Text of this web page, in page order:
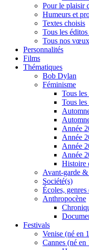
Pour le plaisir
Humeurs et
Textes choisis
Tous les
Tous nos
Personnalités
Films
Thématiques
Bob Dylan
Féminisme
Tous les
Tous
Année
Année
Année
Année
Histoire
Avant-garde
Société(s)
Écoles,
Anthropocène
Festivals
Venise (né en
Cannes (né en